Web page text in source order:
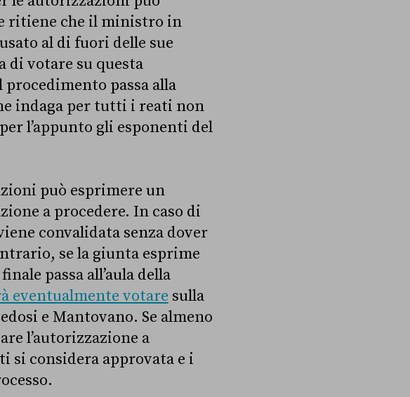
ritiene che il ministro in
al di fuori delle sue
di votare su questa
procedimento passa alla
indaga per tutti i reati non
l’appunto gli esponenti del
può esprimere un
a procedere. In caso di
convalidata senza dover
se la giunta esprime
passa all’aula della
eventualmente votare sulla
e Mantovano. Se almeno
l’autorizzazione a
si considera approvata e i